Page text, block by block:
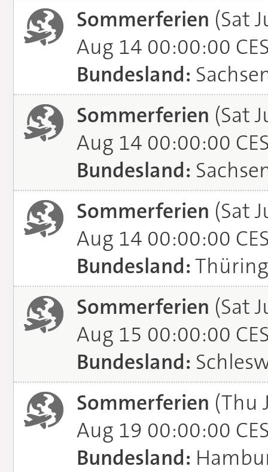
Sommerferien (Sat
Aug 14 00:00:00
Bundesland:
Sommerferien (Sat
Aug 14 00:00:00
Bundesland:
Sommerferien (Sat
Aug 14 00:00:00
Bundesland:
Sommerferien (Sat
Aug 15 00:00:00
Bundesland:
Sommerferien (Thu
Aug 19 00:00:00
Bundesland: